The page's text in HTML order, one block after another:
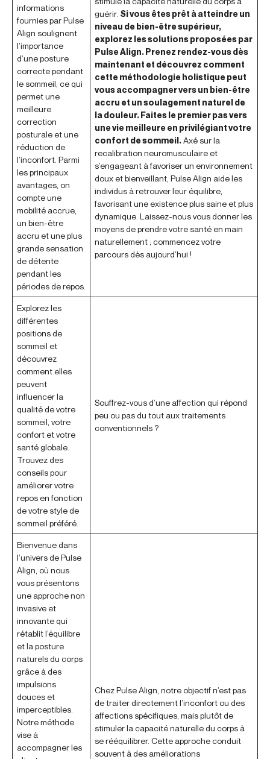
informations
fournies par Pulse
Align soulignent
l’importance
d’une posture
correcte pendant
le sommeil, ce qui
permet une
meilleure
correction
posturale et une
réduction de
l’inconfort. Parmi
les principaux
avantages, on
compte une
mobilité accrue,
un bien-être
accru et une plus
grande sensation
de détente
pendant les
périodes de repos.
guérir. Si vous êtes prêt à atteindre un
niveau de bien-être supérieur,
explorez les solutions proposées par
Pulse Align. Prenez rendez-vous dès
maintenant et découvrez comment
cette méthodologie holistique peut
vous accompagner vers un bien-être
accru et un soulagement naturel de
la douleur. Faites le premier pas vers
une vie meilleure en privilégiant votre
confort de sommeil.Axé sur la
recalibration neuromusculaire et
s’engageant à favoriser un environnement
doux et bienveillant, Pulse Align aide les
individus à retrouver leur équilibre,
favorisant une existence plus saine et plus
dynamique. Laissez-nous vous donner les
moyens de prendre votre santé en main
naturellement ; commencez votre
parcours dès aujourd’hui !
Explorez les
différentes
positions de
sommeil et
découvrez
comment elles
peuvent
influencer la
qualité de votre
sommeil, votre
confort et votre
santé globale.
Trouvez des
conseils pour
améliorer votre
repos en fonction
de votre style de
sommeil préféré.
Souffrez-vous d’une affection qui répond
peu ou pas du tout aux traitements
conventionnels ?
Bienvenue dans
l’univers de Pulse
Align, où nous
vous présentons
une approche non
invasive et
innovante qui
rétablit l’équilibre
et la posture
naturels du corps
grâce à des
impulsions
douces et
imperceptibles.
Notre méthode
vise à
accompagner les
Chez Pulse Align, notre objectif n’est pas
de traiter directement l’inconfort ou des
affections spécifiques, mais plutôt de
stimuler la capacité naturelle du corps à
se rééquilibrer. Cette approche conduit
souvent à des améliorations